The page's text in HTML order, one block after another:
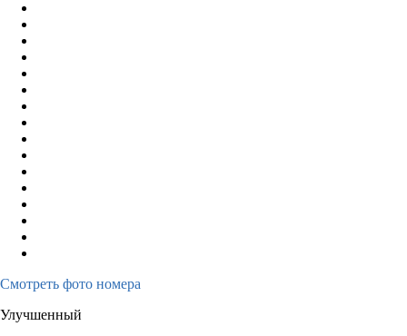
Смотреть фото номера
Улучшенный